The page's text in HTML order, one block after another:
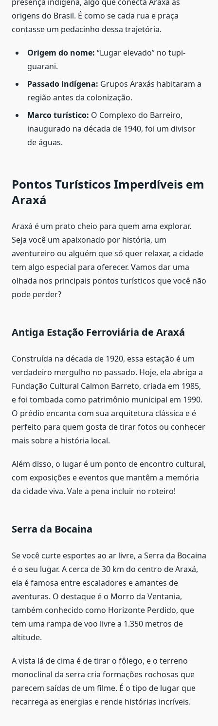
origens do Brasil. É como se cada rua e praça
contasse um pedacinho dessa trajetória.
Origem do nome: “Lugar elevado” no tupi-
guarani.
Passado indígena: Grupos Araxás habitaram a
região antes da colonização.
Marco turístico: O Complexo do Barreiro,
inaugurado na década de 1940, foi um divisor
de águas.
Pontos Turísticos Imperdíveis em
Araxá
Araxá é um prato cheio para quem ama explorar.
Seja você um apaixonado por história, um
aventureiro ou alguém que só quer relaxar, a cidade
tem algo especial para oferecer. Vamos dar uma
olhada nos principais pontos turísticos que você não
pode perder?
Antiga Estação Ferroviária de Araxá
Construída na década de 1920, essa estação é um
verdadeiro mergulho no passado. Hoje, ela abriga a
Fundação Cultural Calmon Barreto, criada em 1985,
e foi tombada como patrimônio municipal em 1990.
O prédio encanta com sua arquitetura clássica e é
perfeito para quem gosta de tirar fotos ou conhecer
mais sobre a história local.
Além disso, o lugar é um ponto de encontro cultural,
com exposições e eventos que mantêm a memória
da cidade viva. Vale a pena incluir no roteiro!
Serra da Bocaina
Se você curte esportes ao ar livre, a Serra da Bocaina
é o seu lugar. A cerca de 30 km do centro de Araxá,
ela é famosa entre escaladores e amantes de
aventuras. O destaque é o Morro da Ventania,
também conhecido como Horizonte Perdido, que
tem uma rampa de voo livre a 1.350 metros de
altitude.
A vista lá de cima é de tirar o fôlego, e o terreno
monoclinal da serra cria formações rochosas que
parecem saídas de um filme. É o tipo de lugar que
recarrega as energias e rende histórias incríveis.